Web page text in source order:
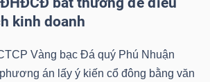
kinh doanh
Vàng bạc Đá quý Phú Nhuận
án lấy ý kiến cổ đông bằng văn